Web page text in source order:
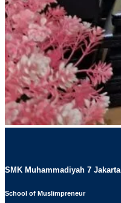
SMK Muhammadiyah 7 Jakarta
School of Muslimpreneur